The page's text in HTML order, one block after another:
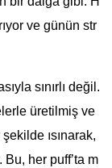
ve günün str
sınırlı değil.
üretilmiş ve
ısınarak,
her puff’ta m